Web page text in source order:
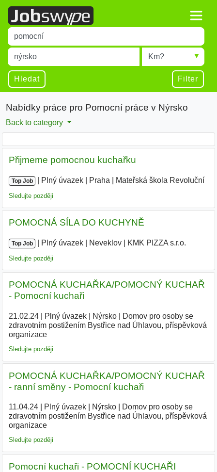
Title
Type 1 or more characters for results.
Místo
Type 1 or more characters for results.
Radius
Hledat Filter
Nabídky práce pro Pomocní práce v Nýrsko
Back to category
Přijmeme pomocnou kuchařku
Top Job Plný úvazek Praha Mateřská škola Revoluční
Sledujte později
POMOCNÁ SÍLA DO KUCHYNĚ
Top Job Plný úvazek Neveklov KMK PIZZA s.r.o.
Sledujte později
POMOCNÁ KUCHAŘKA/POMOCNÝ KUCHAŘ
- Pomocní kuchaři
21.02.24| Plný úvazek| Nýrsko|
Domov pro osoby se
zdravotním postižením Bystřice nad Úhlavou, příspěvková
organizace|
Sledujte později
POMOCNÁ KUCHAŘKA/POMOCNÝ KUCHAŘ
- ranní směny - Pomocní kuchaři
11.04.24| Plný úvazek| Nýrsko|
Domov pro osoby se
zdravotním postižením Bystřice nad Úhlavou, příspěvková
organizace|
Sledujte později
Pomocní kuchaři - POMOCNÍ KUCHAŘI